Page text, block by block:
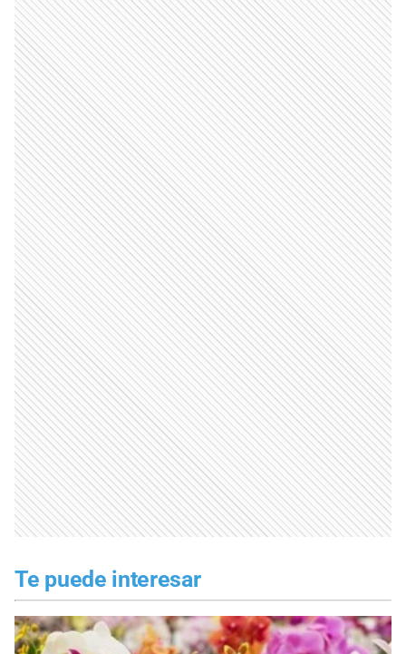
Te puede interesar